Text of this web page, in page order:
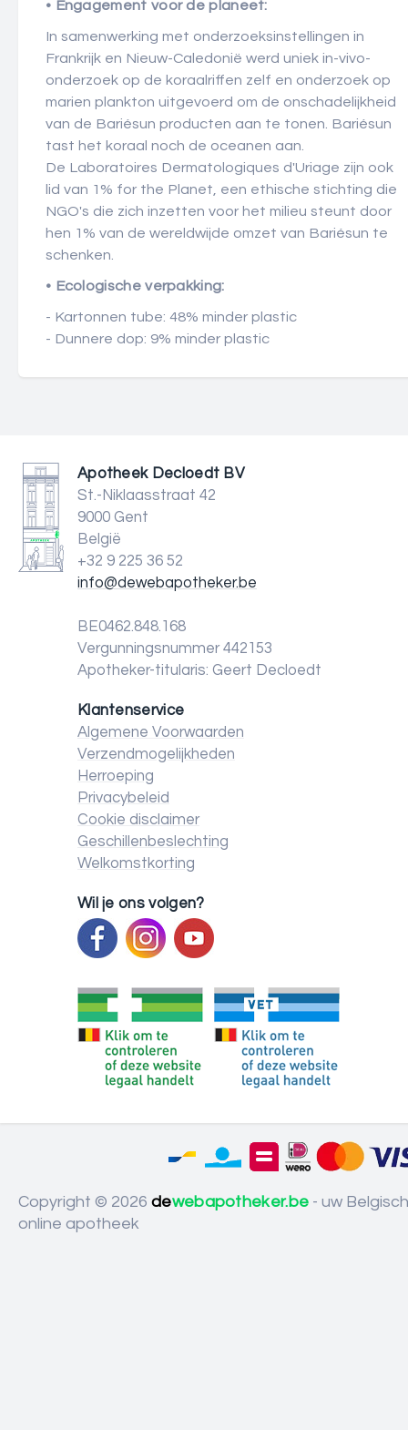
• Engagement voor de planeet:
In samenwerking met onderzoeksinstellingen in
Frankrijk en Nieuw-Caledonië werd uniek in-vivo-
onderzoek op de koraalriffen zelf en onderzoek op
marien plankton uitgevoerd om de onschadelijkheid
van de Bariésun producten aan te tonen. Bariésun
tast het koraal noch de oceanen aan.
De Laboratoires Dermatologiques d'Uriage zijn ook
lid van 1% for the Planet, een ethische stichting die
NGO's die zich inzetten voor het milieu steunt door
hen 1% van de wereldwijde omzet van Bariésun te
schenken.
• Ecologische verpakking:
- Kartonnen tube: 48% minder plastic
- Dunnere dop: 9% minder plastic
Apotheek Decloedt BV
St.-Niklaasstraat 42
9000 Gent
België
+32 9 225 36 52
info@dewebapotheker.be
BE0462.848.168
Vergunningsnummer 442153
Apotheker-titularis: Geert Decloedt
Klantenservice
Algemene Voorwaarden
Verzendmogelijkheden
Herroeping
Privacybeleid
Cookie disclaimer
Geschillenbeslechting
Welkomstkorting
Wil je ons volgen?
Copyright © 2026 dewebapotheker.be - uw
online apotheek